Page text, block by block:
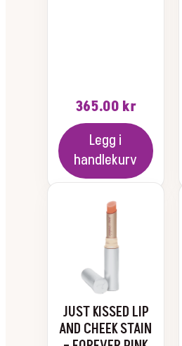
365.00 kr
Legg i
handlekurv
JUST KISSED LIP
AND CHEEK STAIN